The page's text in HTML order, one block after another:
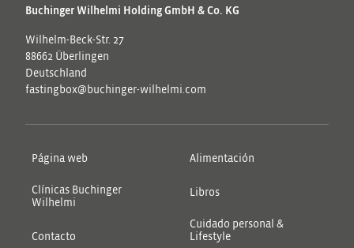
Buchinger Wilhelmi Holding GmbH & Co. KG
Wilhelm-Beck-Str. 27
88662 Überlingen
Deutschland
fastingbox@buchinger-wilhelmi.com
Página web
Clínicas Buchinger
Wilhelmi
Contacto
Alimentación
Libros
Cuidado personal &
Lifestyle